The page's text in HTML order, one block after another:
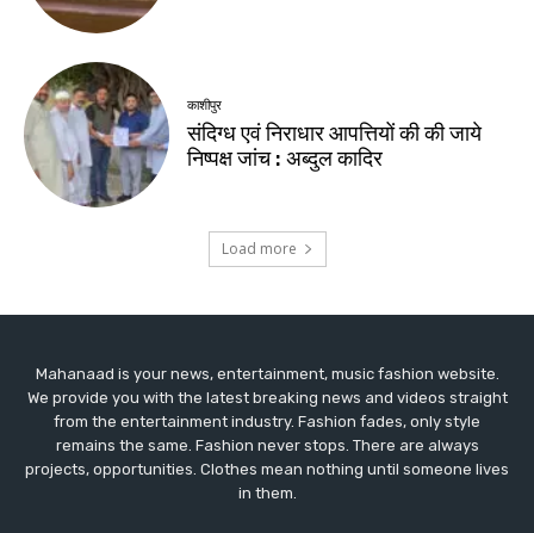
Mahanaad is your news, entertainment, music fashion website.
We provide you with the latest breaking news and videos straight
from the entertainment industry. Fashion fades, only style
remains the same. Fashion never stops. There are always
projects, opportunities. Clothes mean nothing until someone lives
in them.